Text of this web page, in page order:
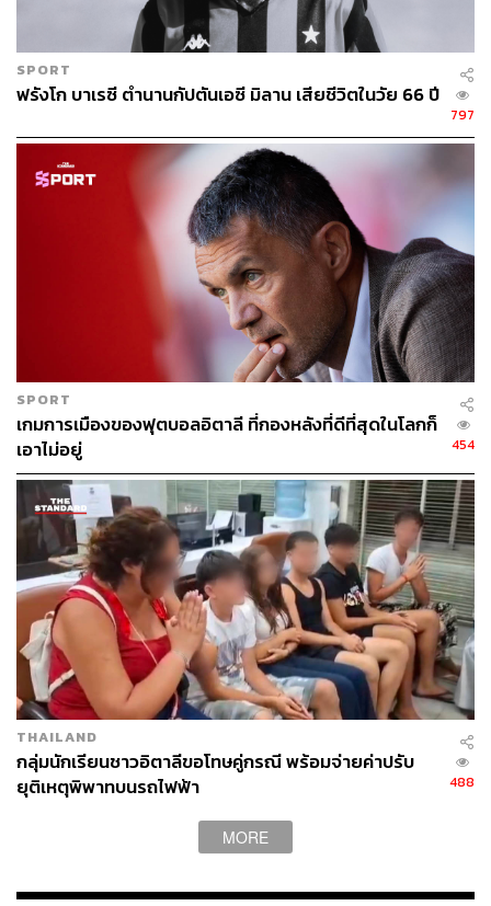
SPORT
ฟรังโก บาเรซี ตำนานกัปตันเอซี มิลาน เสียชีวิตในวัย 66 ปี
797
SPORT
เกมการเมืองของฟุตบอลอิตาลี ที่กองหลังที่ดีที่สุดในโลกก็
เอาไม่อยู่
454
THAILAND
กลุ่มนักเรียนชาวอิตาลีขอโทษคู่กรณี พร้อมจ่ายค่าปรับ
ยุติเหตุพิพาทบนรถไฟฟ้า
488
MORE